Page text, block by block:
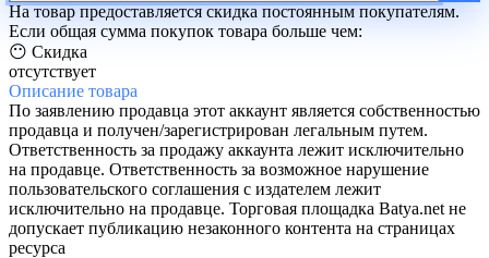
На товар предоставляется скидка постоянным покупателям.
Если общая сумма покупок товара больше чем:
😶 Скидка
отсутствует
Описание товара
По заявлению продавца этот аккаунт является собственностью
продавца и получен/зарегистрирован легальным путем.
Ответственность за продажу аккаунта лежит исключительно
на продавце. Ответственность за возможное нарушение
пользовательского соглашения с издателем лежит
исключительно на продавце. Торговая площадка Batya.net не
допускает публикацию незаконного контента на страницах
ресурса